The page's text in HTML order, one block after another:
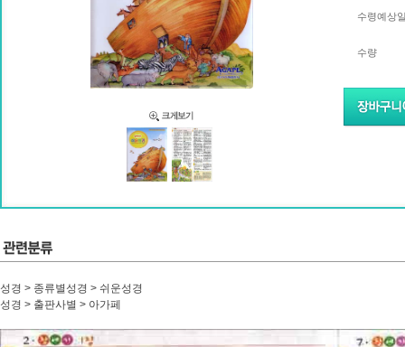
수령예상
수량
성경 > 종류별성경 > 쉬운성경
성경 > 출판사별 > 아가페